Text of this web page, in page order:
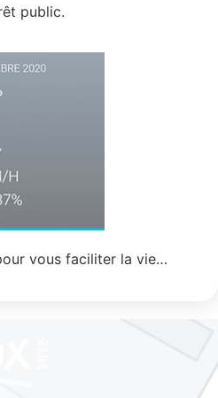
public.
vous faciliter la vie…